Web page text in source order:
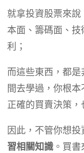
就拿投資股票來
本面、籌碼面、
利；
而這些東西，都
間去學過，你根
正確的買賣決策，
因此，不管你想
習相關知識。買書